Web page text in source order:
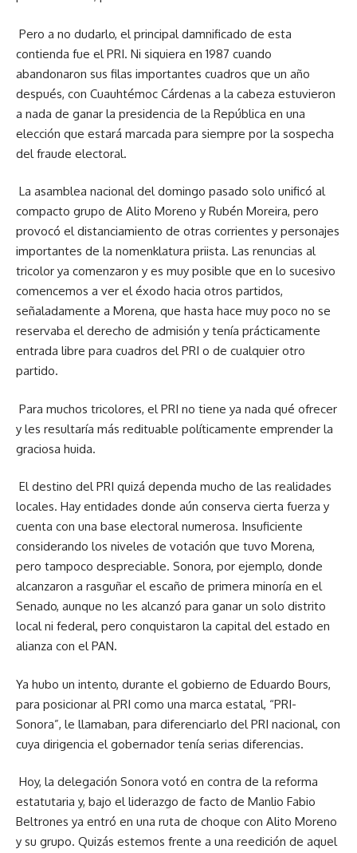
Pero a no dudarlo, el principal damnificado de esta
contienda fue el PRI. Ni siquiera en 1987 cuando
abandonaron sus filas importantes cuadros que un año
después, con Cuauhtémoc Cárdenas a la cabeza estuvieron
a nada de ganar la presidencia de la República en una
elección que estará marcada para siempre por la sospecha
del fraude electoral.
La asamblea nacional del domingo pasado solo unificó al
compacto grupo de Alito Moreno y Rubén Moreira, pero
provocó el distanciamiento de otras corrientes y personajes
importantes de la nomenklatura priista. Las renuncias al
tricolor ya comenzaron y es muy posible que en lo sucesivo
comencemos a ver el éxodo hacia otros partidos,
señaladamente a Morena, que hasta hace muy poco no se
reservaba el derecho de admisión y tenía prácticamente
entrada libre para cuadros del PRI o de cualquier otro
partido.
Para muchos tricolores, el PRI no tiene ya nada qué ofrecer
y les resultaría más redituable políticamente emprender la
graciosa huida.
El destino del PRI quizá dependa mucho de las realidades
locales. Hay entidades donde aún conserva cierta fuerza y
cuenta con una base electoral numerosa. Insuficiente
considerando los niveles de votación que tuvo Morena,
pero tampoco despreciable. Sonora, por ejemplo, donde
alcanzaron a rasguñar el escaño de primera minoría en el
Senado, aunque no les alcanzó para ganar un solo distrito
local ni federal, pero conquistaron la capital del estado en
alianza con el PAN.
Ya hubo un intento, durante el gobierno de Eduardo Bours,
para posicionar al PRI como una marca estatal, “PRI-
Sonora”, le llamaban, para diferenciarlo del PRI nacional, con
cuya dirigencia el gobernador tenía serias diferencias.
Hoy, la delegación Sonora votó en contra de la reforma
estatutaria y, bajo el liderazgo de facto de Manlio Fabio
Beltrones ya entró en una ruta de choque con Alito Moreno
y su grupo. Quizás estemos frente a una reedición de aquel